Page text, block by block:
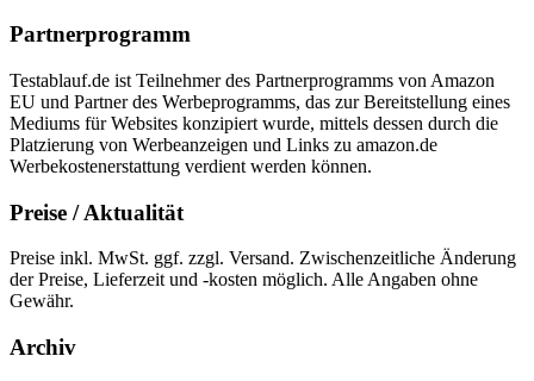
Partnerprogramm
Testablauf.de ist Teilnehmer des Partnerprogramms von Amazon
EU und Partner des Werbeprogramms, das zur Bereitstellung eines
Mediums für Websites konzipiert wurde, mittels dessen durch die
Platzierung von Werbeanzeigen und Links zu amazon.de
Werbekostenerstattung verdient werden können.
Preise / Aktualität
Preise inkl. MwSt. ggf. zzgl. Versand. Zwischenzeitliche Änderung
der Preise, Lieferzeit und -kosten möglich. Alle Angaben ohne
Gewähr.
Archiv